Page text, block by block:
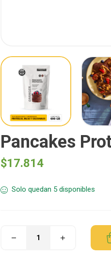
Pancakes
$17.814
Solo quedan 5 disponibles